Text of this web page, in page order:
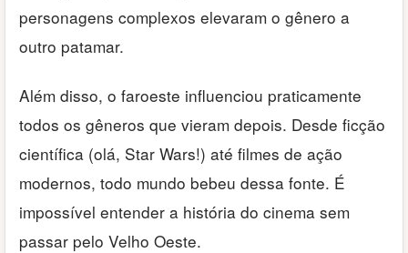
personagens complexos elevaram o gênero a
outro patamar.
Além disso, o faroeste influenciou praticamente
todos os gêneros que vieram depois. Desde ficção
científica (olá, Star Wars!) até filmes de ação
modernos, todo mundo bebeu dessa fonte. É
impossível entender a história do cinema sem
passar pelo Velho Oeste.